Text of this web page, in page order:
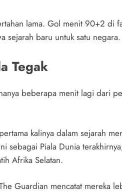
lama. Gol menit 90+2 di
sejarah baru untuk satu negara.
Tegak
beberapa menit lagi dari
kalinya dalam sejarah
sebagai Piala Dunia
Afrika Selatan.
Guardian mencatat mereka